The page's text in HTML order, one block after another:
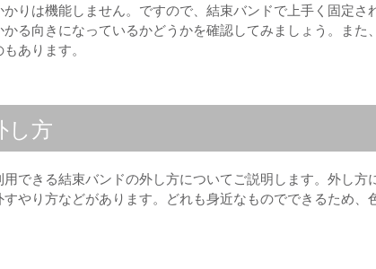
りは機能しません。ですので、結束バンドで上手く固定さ
る向きになっているかどうかを確認してみましょう。また
あります。
し方
できる結束バンドの外し方についてご説明します。外し方
やり方などがあります。どれも身近なものでできるため、